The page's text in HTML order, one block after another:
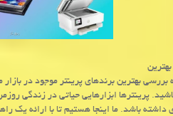
بهترین برندهای پرینتر موجود در بازار
پرینترها ابزارهایی حیاتی در زندگی
باشد. ما اینجا هستیم تا با ارائه یک